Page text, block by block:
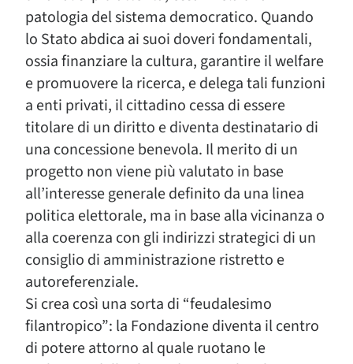
patologia del sistema democratico. Quando
lo Stato abdica ai suoi doveri fondamentali,
ossia finanziare la cultura, garantire il welfare
e promuovere la ricerca, e delega tali funzioni
a enti privati, il cittadino cessa di essere
titolare di un diritto e diventa destinatario di
una concessione benevola. Il merito di un
progetto non viene più valutato in base
all’interesse generale definito da una linea
politica elettorale, ma in base alla vicinanza o
alla coerenza con gli indirizzi strategici di un
consiglio di amministrazione ristretto e
autoreferenziale.
Si crea così una sorta di “feudalesimo
filantropico”: la Fondazione diventa il centro
di potere attorno al quale ruotano le